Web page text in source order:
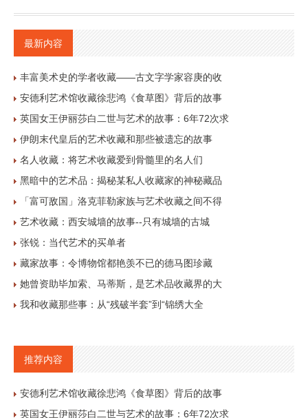
最新内容
丰富美术史的学者收藏——古文字学家容庚的收
安德利艺术馆收藏徐悲鸿《食草图》背后的故事
英国女王伊丽莎白二世与艺术的故事：6年72次求
伊朗末代皇后的艺术收藏和那些被遗忘的故事
名人收藏：将艺术收藏爱到骨髓里的名人们
黑暗中的艺术品：揭秘某私人收藏家的神秘藏品
「富可敌国」洛克菲勒家族与艺术收藏之间不得
艺术收藏：西安城墙的故事--只有城墙的古城
张锐：当代艺术的买单者
藏家故事：令博物馆都艳羡不已的德马图珍藏
她曾资助毕加索、马蒂斯，是艺术品收藏界的大
我和收藏那些事：从“残破半套”到“锦绣大全
推荐内容
安德利艺术馆收藏徐悲鸿《食草图》背后的故事
英国女王伊丽莎白二世与艺术的故事：6年72次求